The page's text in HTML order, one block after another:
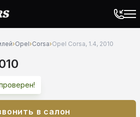
›Opel›Corsa›Opel Corsa, 1.4, 2010
в салон